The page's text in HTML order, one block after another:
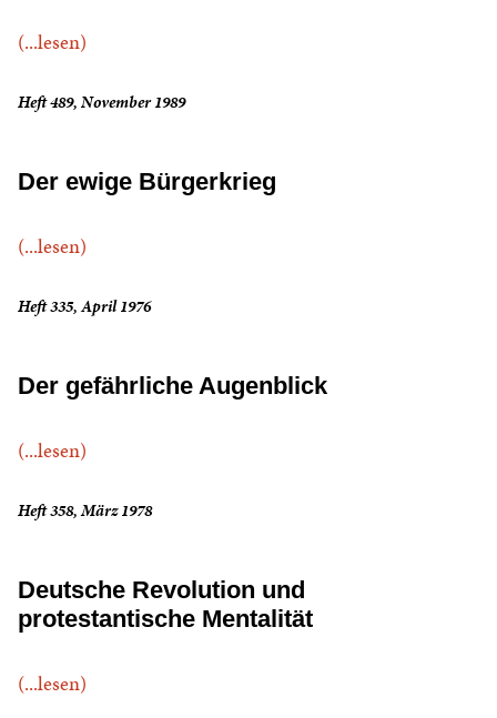
(...lesen)
Heft 489, November 1989
Der ewige Bürgerkrieg
(...lesen)
Heft 335, April 1976
Der gefährliche Augenblick
(...lesen)
Heft 358, März 1978
Deutsche Revolution und
protestantische Mentalität
(...lesen)